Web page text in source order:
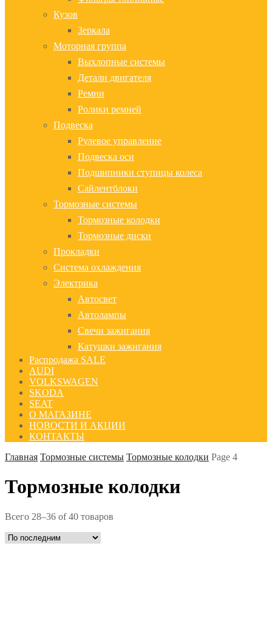
Кузов
Зеркала
Моторная группа
Выхлопные системы
Детали двигателя
Ремни
Ролики ремней
Подвеска
Рулевое управление
Подвеска оси
Подшипники ступицы колеса
Сайлентблоки
Тормозные системы
Тормозные колодки
Тормозные диски
Прокладки
Система охлаждения
Электрика
Автосвет
Автолампы
Свечи зажигания
Катушки зажигания
Распродажа SALE
AUDI
VOLKSWAGEN
SKODA
SEAT
О МАГАЗИНЕ
НОВОСТИ И АКЦИИ
КОНТАКТЫ
Главная Тормозные системы Тормозные колодки Page 4
Тормозные колодки
Всего 28–36 of 40 товаров